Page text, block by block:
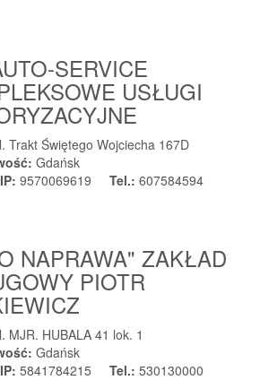
SERVICE
USŁUGI
Trakt Świętego Wojciecha 167D
Gdańsk
9570069619 Tel.: 607584594
NAPRAWA" ZAKŁAD
PIOTR
MJR. HUBALA 41 lok. 1
Gdańsk
5841784215 Tel.: 530130000